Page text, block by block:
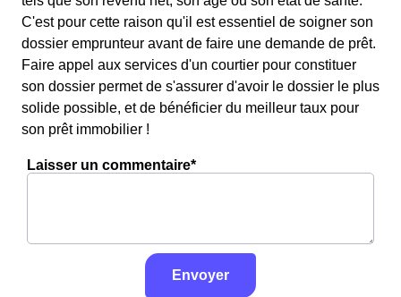
C'est pour cette raison qu'il est essentiel de soigner son
dossier emprunteur avant de faire une demande de prêt.
Faire appel aux services d'un courtier pour constituer
son dossier permet de s'assurer d'avoir le dossier le plus
solide possible, et de bénéficier du meilleur taux pour
son prêt immobilier !
Laisser un commentaire*
Envoyer